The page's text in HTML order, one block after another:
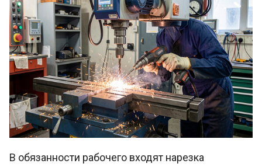
В обязанности рабочего входят нарезка